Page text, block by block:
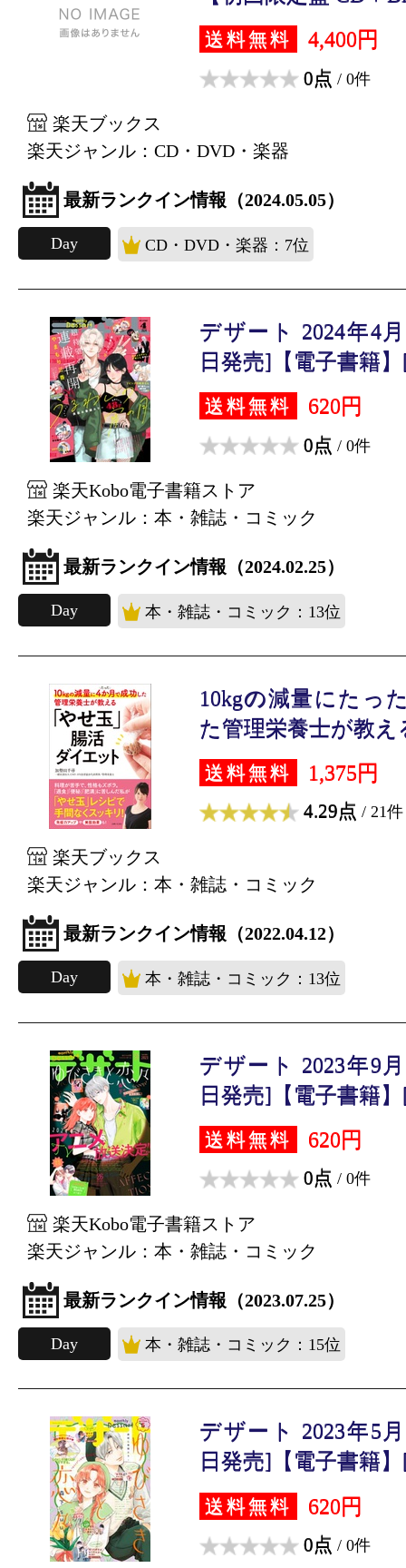
送料無料 4,400円
0点 / 0件
楽天ブックス
楽天ジャンル：CD・DVD・楽器
最新ランクイン情報（2024.05.05）
Day CD・DVD・楽器：7位
デザート 2024年4
日発売]【電子書籍
送料無料 620円
0点 / 0件
楽天Kobo電子書籍ストア
楽天ジャンル：本・雑誌・コミック
最新ランクイン情報（2024.02.25）
Day 本・雑誌・コミック：13位
10kgの減量にたっ
た管理栄養士が教え
送料無料 1,375円
4.29点 / 21件
楽天ブックス
楽天ジャンル：本・雑誌・コミック
最新ランクイン情報（2022.04.12）
Day 本・雑誌・コミック：13位
デザート 2023年9
日発売]【電子書籍
送料無料 620円
0点 / 0件
楽天Kobo電子書籍ストア
楽天ジャンル：本・雑誌・コミック
最新ランクイン情報（2023.07.25）
Day 本・雑誌・コミック：15位
デザート 2023年5
日発売]【電子書籍
送料無料 620円
0点 / 0件